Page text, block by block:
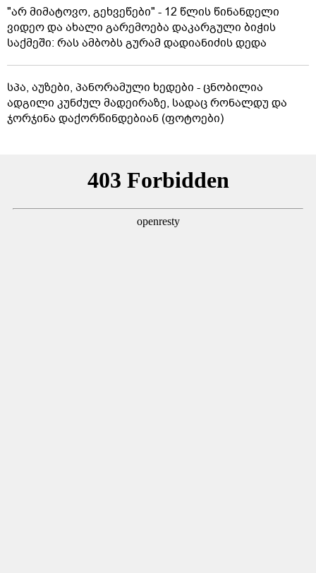
"არ მიმატოვო, გეხვეწები" - 12 წლის წინანდელი
ვიდეო და ახალი გარემოება დაკარგული ბიჭის
საქმეში: რას ამბობს გურამ დადიანიძის დედა
სპა, აუზები, პანორამული ხედები - ცნობილია
ადგილი კუნძულ მადეირაზე, სადაც რონალდუ და
ჯორჯინა დაქორწინდებიან (ფოტოები)